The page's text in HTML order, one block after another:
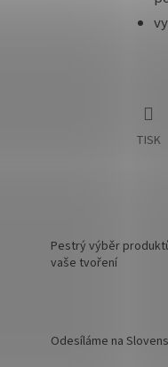
TISK
Pestrý výběr
vaše tvoření
Odesíláme na